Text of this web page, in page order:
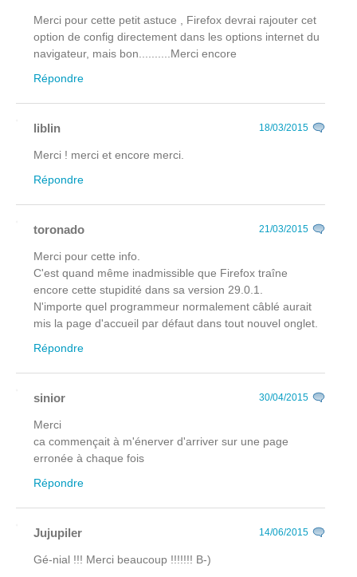
Merci pour cette petit astuce , Firefox devrai rajouter cet
option de config directement dans les options internet du
navigateur, mais bon..........Merci encore
Répondre
liblin 18/03/2015
Merci ! merci et encore merci.
Répondre
toronado 21/03/2015
Merci pour cette info.
C'est quand même inadmissible que Firefox traîne
encore cette stupidité dans sa version 29.0.1.
N'importe quel programmeur normalement câblé aurait
mis la page d'accueil par défaut dans tout nouvel onglet.
Répondre
sinior 30/04/2015
Merci
ca commençait à m'énerver d'arriver sur une page
erronée à chaque fois
Répondre
Jujupiler 14/06/2015
Gé-nial !!! Merci beaucoup !!!!!!! B-)